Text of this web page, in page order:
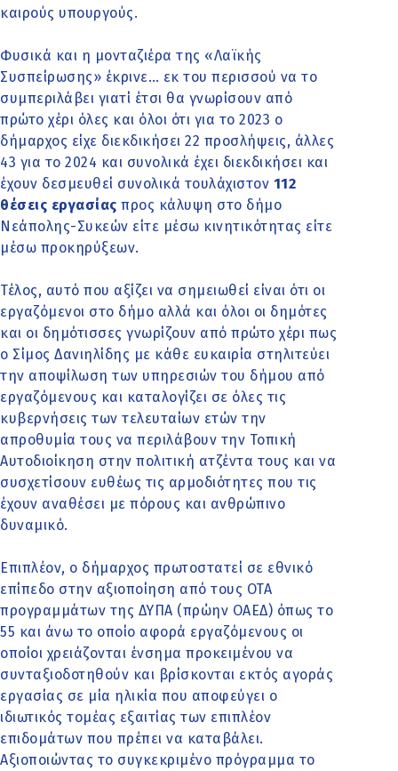
καιρούς υπουργούς.
Φυσικά και η μονταζιέρα της «Λαϊκής
Συσπείρωσης» έκρινε… εκ του περισσού να το
συμπεριλάβει γιατί έτσι θα γνωρίσουν από
πρώτο χέρι όλες και όλοι ότι για το 2023 ο
δήμαρχος είχε διεκδικήσει 22 προσλήψεις, άλλες
43 για το 2024 και συνολικά έχει διεκδικήσει και
έχουν δεσμευθεί συνολικά τουλάχιστον 112
θέσεις εργασίας προς κάλυψη στο δήμο
Νεάπολης-Συκεών είτε μέσω κινητικότητας είτε
μέσω προκηρύξεων.
Τέλος, αυτό που αξίζει να σημειωθεί είναι ότι οι
εργαζόμενοι στο δήμο αλλά και όλοι οι δημότες
και οι δημότισσες γνωρίζουν από πρώτο χέρι πως
ο Σίμος Δανιηλίδης με κάθε ευκαιρία στηλιτεύει
την αποψίλωση των υπηρεσιών του δήμου από
εργαζόμενους και καταλογίζει σε όλες τις
κυβερνήσεις των τελευταίων ετών την
απροθυμία τους να περιλάβουν την Τοπική
Αυτοδιοίκηση στην πολιτική ατζέντα τους και να
συσχετίσουν ευθέως τις αρμοδιότητες που τις
έχουν αναθέσει με πόρους και ανθρώπινο
δυναμικό.
Επιπλέον, ο δήμαρχος πρωτοστατεί σε εθνικό
επίπεδο στην αξιοποίηση από τους ΟΤΑ
προγραμμάτων της ΔΥΠΑ (πρώην ΟΑΕΔ) όπως το
55 και άνω το οποίο αφορά εργαζόμενους οι
οποίοι χρειάζονται ένσημα προκειμένου να
συνταξιοδοτηθούν και βρίσκονται εκτός αγοράς
εργασίας σε μία ηλικία που αποφεύγει ο
ιδιωτικός τομέας εξαιτίας των επιπλέον
επιδομάτων που πρέπει να καταβάλει.
Αξιοποιώντας το συγκεκριμένο πρόγραμμα το